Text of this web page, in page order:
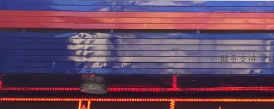
服务支持